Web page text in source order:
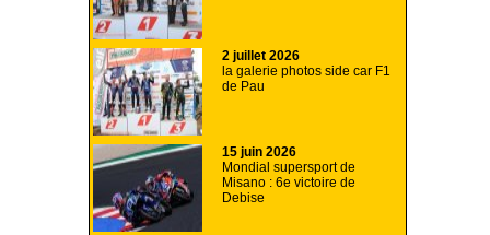
2 juillet 2026
la galerie photos side car F1
de Pau
15 juin 2026
Mondial supersport de
Misano : 6e victoire de
Debise